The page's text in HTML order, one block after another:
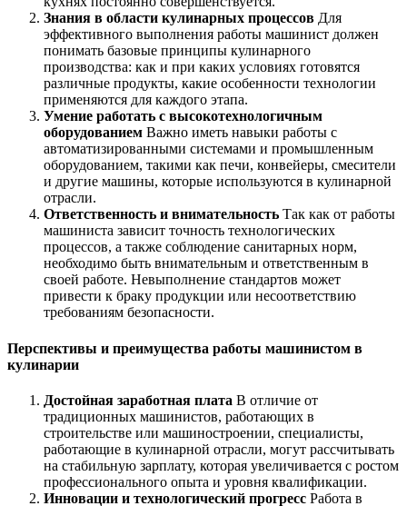
Знания в области кулинарных процессов Для
эффективного выполнения работы машинист должен
понимать базовые принципы кулинарного
производства: как и при каких условиях готовятся
различные продукты, какие особенности технологии
применяются для каждого этапа.
Умение работать с высокотехнологичным
оборудованием Важно иметь навыки работы с
автоматизированными системами и промышленным
оборудованием, такими как печи, конвейеры, смесители
и другие машины, которые используются в кулинарной
отрасли.
Ответственность и внимательность Так как от работы
машиниста зависит точность технологических
процессов, а также соблюдение санитарных норм,
необходимо быть внимательным и ответственным в
своей работе. Невыполнение стандартов может
привести к браку продукции или несоответствию
требованиям безопасности.
Перспективы и преимущества работы машинистом в
кулинарии
Достойная заработная плата В отличие от
традиционных машинистов, работающих в
строительстве или машиностроении, специалисты,
работающие в кулинарной отрасли, могут рассчитывать
на стабильную зарплату, которая увеличивается с ростом
профессионального опыта и уровня квалификации.
Инновации и технологический прогресс Работа в